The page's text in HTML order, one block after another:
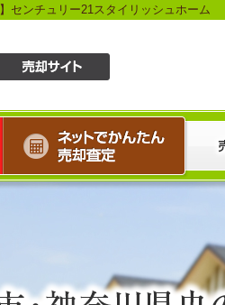
センチュリー21スタイリッシュホーム